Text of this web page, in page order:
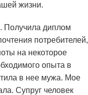
жизни.
Получила диплом
потребителей,
на некоторое
опыта в
в нее мужа. Мое
Супруг человек